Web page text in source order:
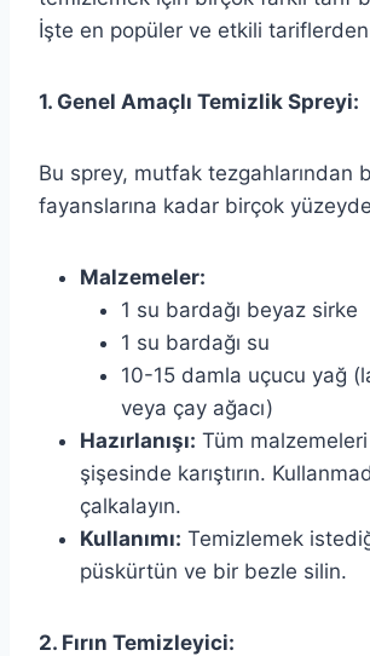
İşte en popüler ve etkili tariflerden
1. Genel Amaçlı Temizlik Spreyi:
Bu sprey, mutfak tezgahlarından
fayanslarına kadar birçok
Malzemeler:
1 su bardağı beyaz sirke
1 su bardağı su
10-15 damla uçucu yağ
veya çay ağacı)
Hazırlanışı: Tüm
şişesinde karıştırın.
çalkalayın.
Kullanımı: Temizlemek
püskürtün ve bir bezle silin.
2. Fırın Temizleyici: